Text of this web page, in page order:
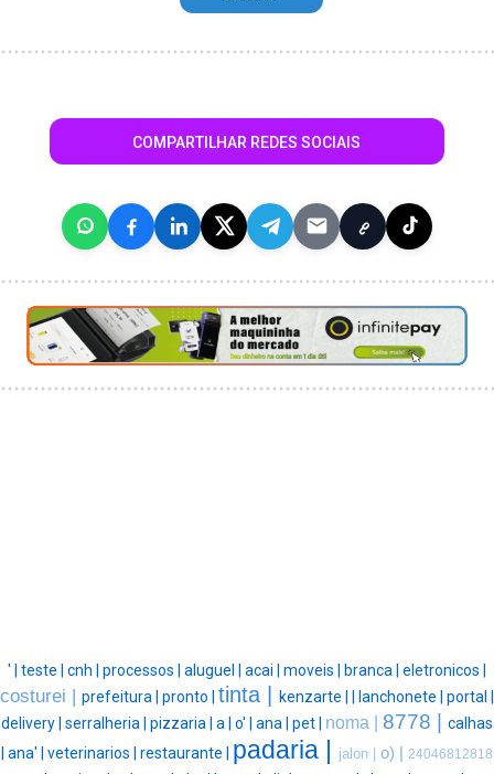
COMPARTILHAR REDES SOCIAIS
' | teste | cnh | processos | aluguel | acai | moveis | branca | eletronicos |
costurei | prefeitura | pronto | tinta | kenzarte | lanchonete | portal |
delivery | serralheria | pizzaria | a | o' | ana | pet | noma | 8778 |
calhas
ana' | veterinarios | restaurante | padaria | jalon | o) | 24046812818